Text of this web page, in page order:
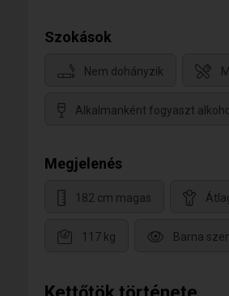
Szokások
Nem dohányzik
Alkalmanként fogyaszt
Megjelenés
182 cm magas
117 kg Barna